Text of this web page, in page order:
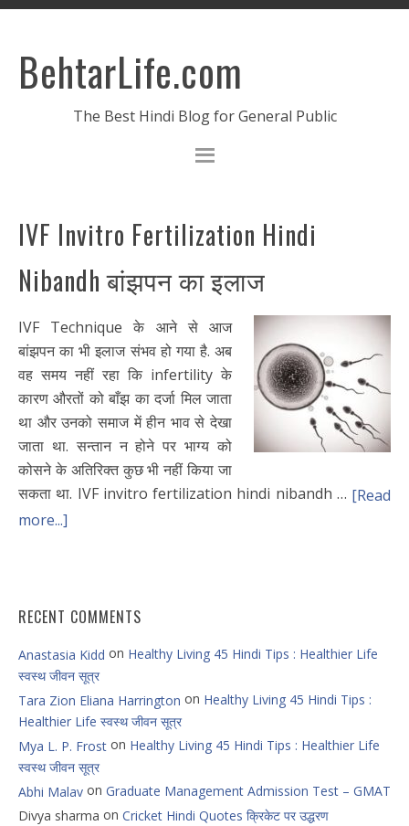
BehtarLife.com
The Best Hindi Blog for General Public
IVF Invitro Fertilization Hindi
Nibandh बांझपन का इलाज
IVF Technique के आने से आज
बांझपन का भी इलाज संभव हो गया है. अब
वह समय नहीं रहा कि infertility के
कारण औरतों को बाँझ का दर्जा मिल जाता
था और उनको समाज में हीन भाव से देखा
जाता था. सन्तान न होने पर भाग्य को
कोसने के अतिरिक्त कुछ भी नहीं किया जा
सकता था. IVF invitro fertilization hindi nibandh … [Read
more...]
RECENT COMMENTS
Anastasia Kidd on Healthy Living 45 Hindi Tips : Healthier Life
स्वस्थ जीवन सूत्र
Tara Zion Eliana Harrington on Healthy Living 45 Hindi Tips :
Healthier Life स्वस्थ जीवन सूत्र
Mya L. P. Frost on Healthy Living 45 Hindi Tips : Healthier Life
स्वस्थ जीवन सूत्र
Abhi Malav on Graduate Management Admission Test – GMAT
Divya sharma on Cricket Hindi Quotes क्रिकेट पर उद्धरण